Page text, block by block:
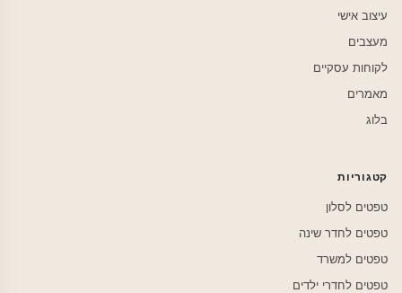
עיצוב אישי
מעצבים
לקוחות עסקיים
מאמרים
בלוג
קטגוריות
טפטים לסלון
טפטים לחדר שינה
טפטים למשרד
טפטים לחדרי ילדים